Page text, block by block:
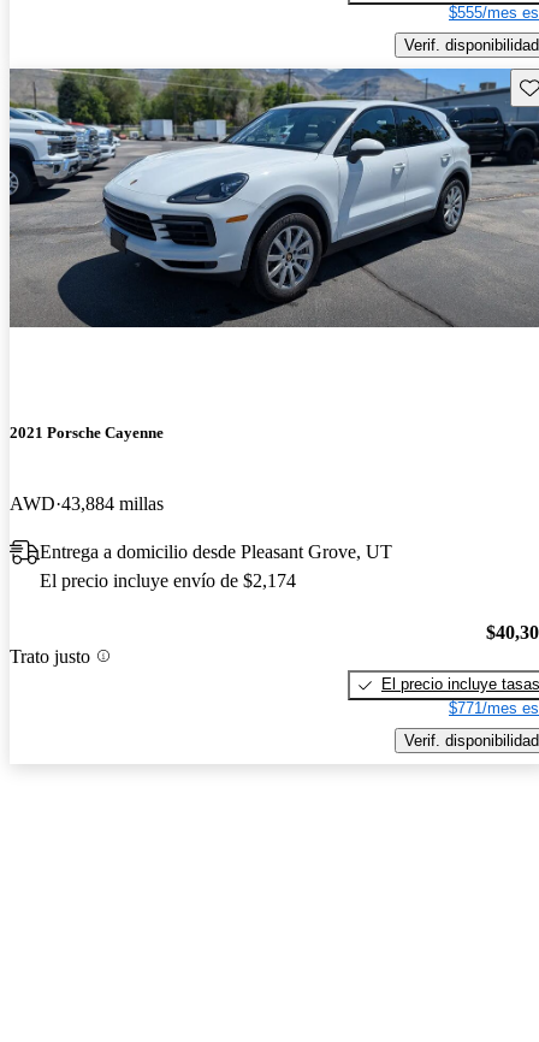
$555/mes
Verif. disponibilidad
2021 Porsche Cayenne
AWD 43,884 millas
Entrega a domicilio desde Pleasant Grove, UT
El precio incluye envío de $2,174
Trato justo
El precio incluye tasas
$771/mes
Verif. disponibilidad